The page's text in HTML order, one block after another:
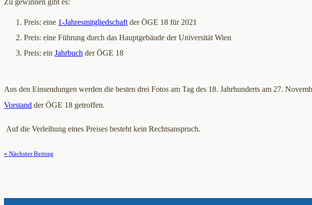
Zu gewinnen gibt es:
Preis: eine 1-Jahresmitgliedschaft der ÖGE 18 für 2021
Preis: eine Führung durch das Hauptgebäude der Universität Wien
Preis: ein Jahrbuch der ÖGE 18
Aus den Einsendungen werden die besten drei Fotos am Tag des 18. Jahrhunderts am 27.
Vorstand der ÖGE 18 getroffen.
Auf die Verleihung eines Preises besteht kein Rechtsanspruch.
« Nächster Beitrag